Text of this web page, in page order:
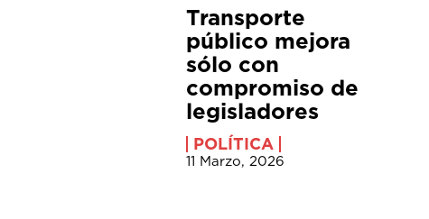
Transporte
público mejora
sólo con
compromiso de
legisladores
POLÍTICA
11 Marzo, 2026